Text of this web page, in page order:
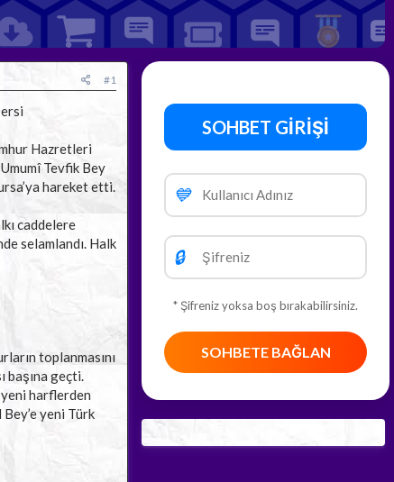
#1
Hazretleri
Tevfik Bey
hareket etti.
caddelere
selamlandı. Halk
toplanmasını
başına geçti.
harflerden
yeni Türk
SOHBET GİRİŞİ
💙
🔒
* Şifreniz yoksa boş bırakabilirsiniz.
SOHBETE BAĞLAN